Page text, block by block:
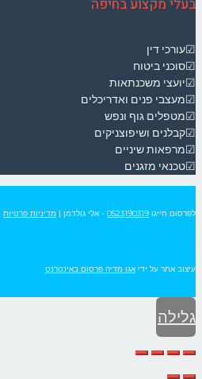
בעלי מקצוע בחיפה
☑עורכי דין
☑סוכני ביטוח
☑יועצי משכנתאות
☑מעצבי פנים ואדריכלים
☑מטפלים גוף ונפש
☑קבלנים ושיפוצניקים
☑מרפאות שיניים
☑טכנאי מזגנים
לפרסום חייגו 0523190319 - אלי גולדמן | מדיניות פרטיות
עיצוב אתר על ידי אגו מדיה פרסום באינטרנט
גלילה
לראש